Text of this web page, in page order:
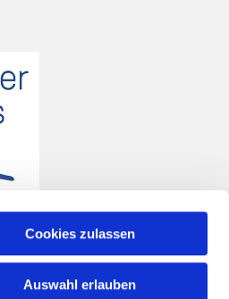
Cookies zulassen
Auswahl erlauben